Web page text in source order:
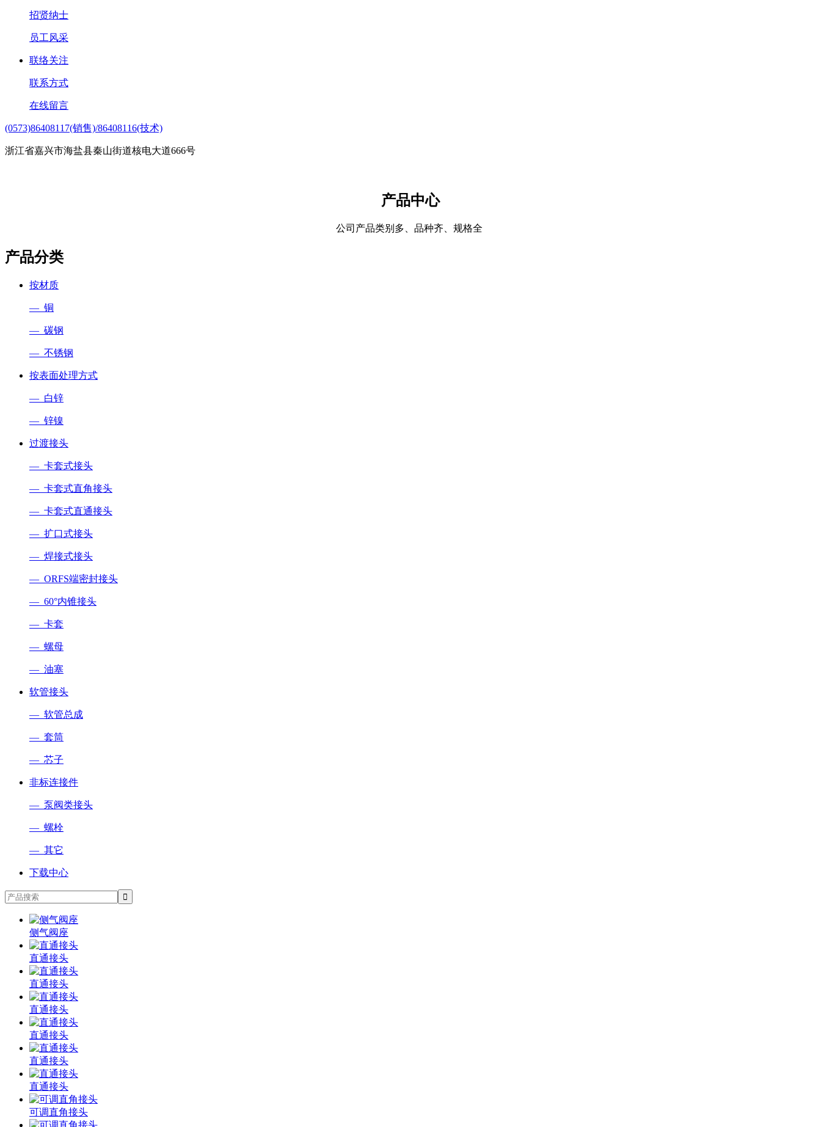
招贤纳士
员工风采
联络关注
联系方式
在线留言
(0573)86408117(销售)/86408116(技术)
浙江省嘉兴市海盐县秦山街道核电大道666号
产品中心
公司产品类别多、品种齐、规格全
产品分类
按材质
— 铜
— 碳钢
— 不锈钢
按表面处理方式
— 白锌
— 锌镍
过渡接头
— 卡套式接头
— 卡套式直角接头
— 卡套式直通接头
— 扩口式接头
— 焊接式接头
— ORFS端密封接头
— 60°内锥接头
— 卡套
— 螺母
— 油塞
软管接头
— 软管总成
— 套筒
— 芯子
非标连接件
— 泵阀类接头
— 螺栓
— 其它
下载中心
侧气阀座
直通接头
直通接头
直通接头
直通接头
直通接头
直通接头
可调直角接头